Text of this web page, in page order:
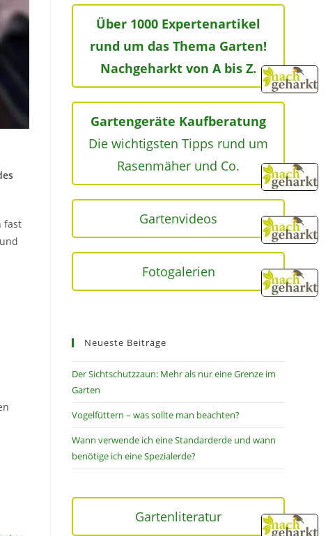
fast
Über 1000 Expertenartikel
rund um das Thema Garten!
Nachgeharkt von A bis Z.
Gartengeräte Kaufberatung
Die wichtigsten Tipps rund um
Rasenmäher und Co.
Gartenvideos
Fotogalerien
Neueste Beiträge
Der Sichtschutzzaun: Mehr als nur eine Grenze im
Garten
Vogelfüttern – was sollte man beachten?
Wann verwende ich eine Standarderde und wann
benötige ich eine Spezialerde?
Gartenliteratur